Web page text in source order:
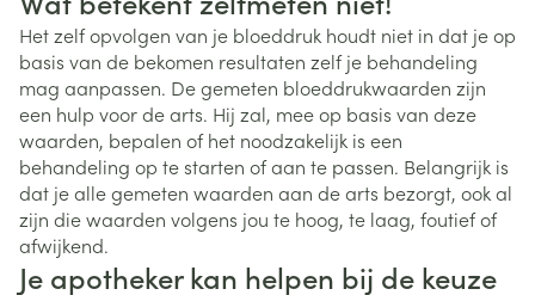
Het zelf opvolgen van je bloeddruk houdt niet in dat je op
basis van de bekomen resultaten zelf je behandeling
mag aanpassen. De gemeten bloeddrukwaarden zijn
een hulp voor de arts. Hij zal, mee op basis van deze
waarden, bepalen of het noodzakelijk is een
behandeling op te starten of aan te passen. Belangrijk is
dat je alle gemeten waarden aan de arts bezorgt, ook al
zijn die waarden volgens jou te hoog, te laag, foutief of
afwijkend.
Je apotheker kan helpen bij de keuze